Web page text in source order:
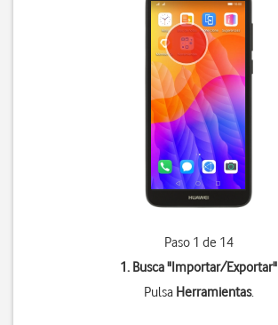
Paso 1 de 14
1. Busca "Importar/Exportar"
Pulsa Herramientas.